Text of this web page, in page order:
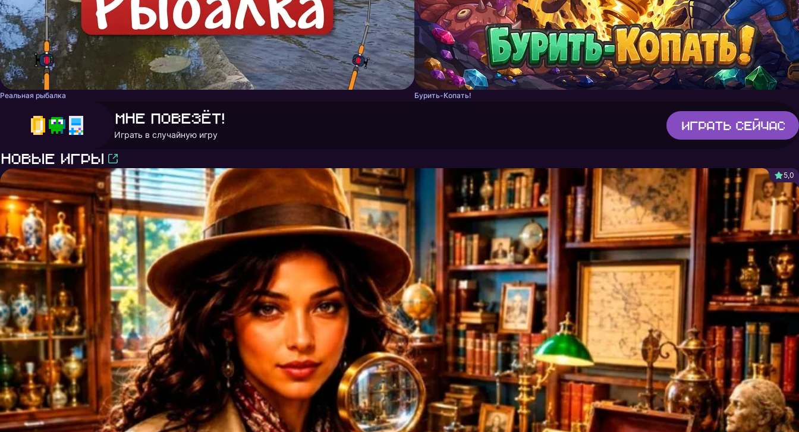
Реальная рыбалка Бурить-Копать!
Мне повезёт!
Играть в случайную игру
Играть сейчас
Новые игры
5,0